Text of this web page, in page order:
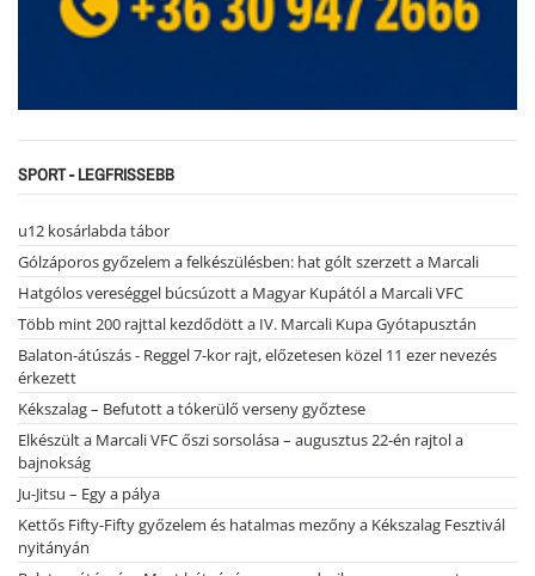
SPORT - LEGFRISSEBB
u12 kosárlabda tábor
Gólzáporos győzelem a felkészülésben: hat gólt szerzett a Marcali
Hatgólos vereséggel búcsúzott a Magyar Kupától a Marcali VFC
Több mint 200 rajttal kezdődött a IV. Marcali Kupa Gyótapusztán
Balaton-átúszás - Reggel 7-kor rajt, előzetesen közel 11 ezer nevezés
érkezett
Kékszalag – Befutott a tókerülő verseny győztese
Elkészült a Marcali VFC őszi sorsolása – augusztus 22-én rajtol a
bajnokság
Ju-Jitsu – Egy a pálya
Kettős Fifty-Fifty győzelem és hatalmas mezőny a Kékszalag Fesztivál
nyitányán